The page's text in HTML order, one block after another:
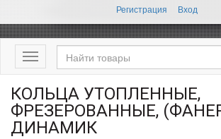
Регистрация
Вход
Меню
КОЛЬЦА УТОПЛЕННЫЕ,
ФРЕЗЕРОВАННЫЕ,
ДИНАМИК